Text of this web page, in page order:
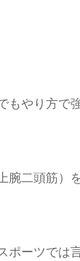
もやり方
腕二頭筋）
ポーツでは